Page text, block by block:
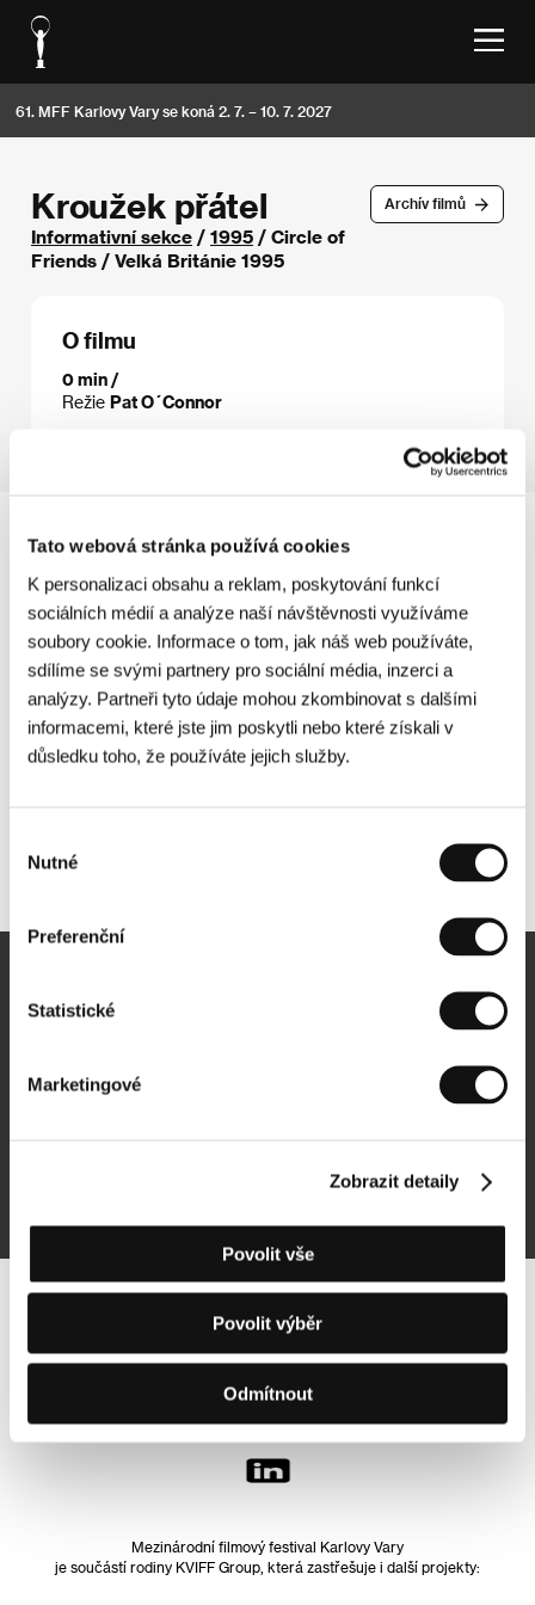
Tato webová stránka používá cookies
K personalizaci obsahu a reklam, poskytování funkcí
sociálních médií a analýze naší návštěvnosti využíváme
soubory cookie. Informace o tom, jak náš web používáte,
sdílíme se svými partnery pro sociální média, inzerci a
analýzy. Partneři tyto údaje mohou zkombinovat s dalšími
informacemi, které jste jim poskytli nebo které získali v
důsledku toho, že používáte jejich služby.
souhlasu
Nutné
Preferenční
Statistické
Marketingové
Zobrazit detaily
Povolit vše
Povolit výběr
Odmítnout
61. MFF Karlovy Vary se koná 2. 7. – 10. 7. 2027
Archív filmů
Kroužek přátel
Informativní sekce / 1995 / Circle of
Friends / Velká Británie 1995
O filmu
0 min /
Režie Pat O´Connor
Sledujte nás na síti:
Mezinárodní filmový festival Karlovy Vary
je součástí rodiny KVIFF Group, která zastřešuje i další projekty: